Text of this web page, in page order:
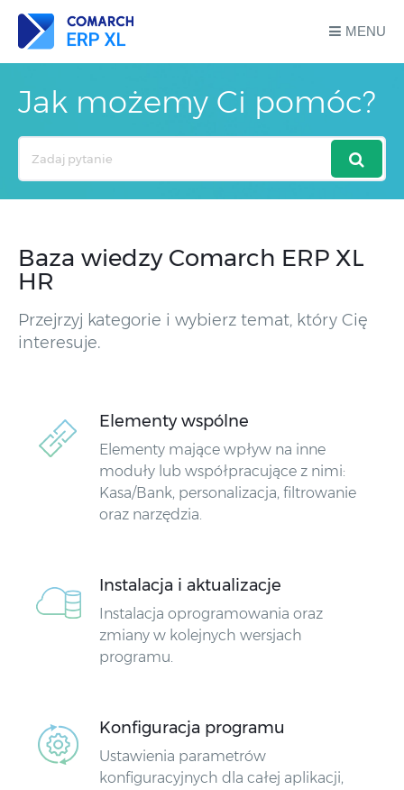
MENU
Jak możemy Ci pomóc?
Baza wiedzy Comarch ERP XL
HR
Przejrzyj kategorie i wybierz temat, który Cię
interesuje.
Elementy wspólne
Elementy mające wpływ na inne
moduły lub współpracujące z nimi:
Kasa/Bank, personalizacja, filtrowanie
oraz narzędzia.
Instalacja i aktualizacje
Instalacja oprogramowania oraz
zmiany w kolejnych wersjach
programu.
Konfiguracja programu
Ustawienia parametrów
konfiguracyjnych dla całej aplikacji,